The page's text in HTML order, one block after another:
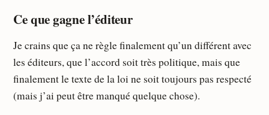
Ce que gagne l’éditeur
Je crains que ça ne règle finalement qu’un différent avec
les éditeurs, que l’accord soit très politique, mais que
finalement le texte de la loi ne soit toujours pas respecté
(mais j’ai peut être manqué quelque chose).